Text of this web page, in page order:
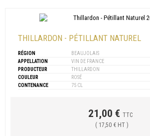
THILLARDON - PÉTILLANT NATUREL
RÉGION
BEAUJOLAIS
APPELLATION
VIN DE FRANCE
PRODUCTEUR
THILLARDON
COULEUR
ROSÉ
CONTENANCE
75 CL
21,00 € TTC
( 17,50 € HT )